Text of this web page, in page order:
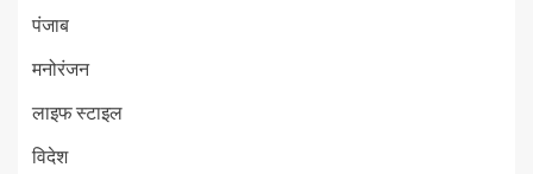
पंजाब
मनोरंजन
लाइफ स्टाइल
विदेश